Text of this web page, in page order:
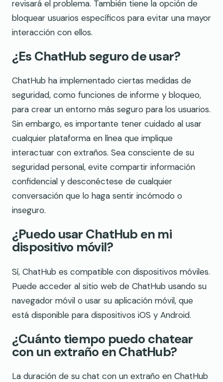
revisará el problema. También tiene la opción de
bloquear usuarios específicos para evitar una mayor
interacción con ellos.
¿Es ChatHub seguro de usar?
ChatHub ha implementado ciertas medidas de
seguridad, como funciones de informe y bloqueo,
para crear un entorno más seguro para los usuarios.
Sin embargo, es importante tener cuidado al usar
cualquier plataforma en línea que implique
interactuar con extraños. Sea consciente de su
seguridad personal, evite compartir información
confidencial y desconéctese de cualquier
conversación que lo haga sentir incómodo o
inseguro.
¿Puedo usar ChatHub en mi
dispositivo móvil?
Sí, ChatHub es compatible con dispositivos móviles.
Puede acceder al sitio web de ChatHub usando su
navegador móvil o usar su aplicación móvil, que
está disponible para dispositivos iOS y Android.
¿Cuánto tiempo puedo chatear
con un extraño en ChatHub?
La duración de su chat con un extraño en ChatHub